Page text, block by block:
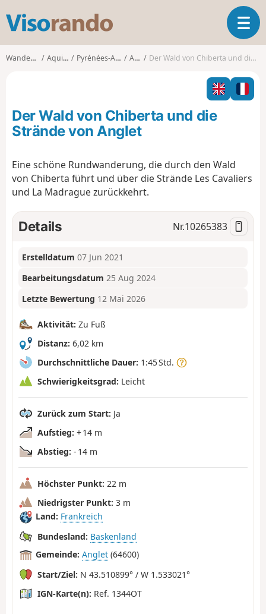
s
o
o
T
o
g
l
n
t
n
Wanderungen Aquitanien Pyrénées-Atlantiques Anglet Der Wald von Chiberta und die Strände von Anglet
Der Wald von Chiberta und die
Strände von Anglet
Eine schöne Rundwanderung, die durch den Wald
von Chiberta führt und über die Strände Les Cavaliers
und La Madrague zurückkehrt.
Details Nr.10265383
Erstelldatum 07 Jun 2021
Bearbeitungsdatum 25 Aug 2024
Letzte Bewertung 12 Mai 2026
Aktivität: Zu Fuß
Distanz: 6,02 km
Durchschnittliche Dauer: 1:45 Std.
Schwierigkeitsgrad: Leicht
Zurück zum Start: Ja
Aufstieg: + 14 m
Abstieg: - 14 m
Höchster Punkt: 22 m
Niedrigster Punkt: 3 m
Land: Frankreich
Bundesland: Baskenland
Gemeinde: Anglet (64600)
Start/Ziel: N 43.510899° / W 1.533021°
IGN-Karte(n): Ref. 1344OT